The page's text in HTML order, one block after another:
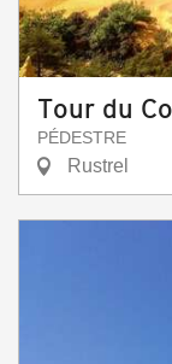
Tour du
PÉDESTRE
Rustrel